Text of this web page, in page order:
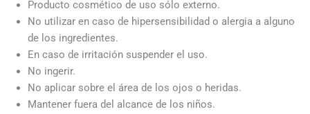
Producto cosmético de uso sólo externo.
No utilizar en caso de hipersensibilidad o alergia a alguno
de los ingredientes.
En caso de irritación suspender el uso.
No ingerir.
No aplicar sobre el área de los ojos o heridas.
Mantener fuera del alcance de los niños.